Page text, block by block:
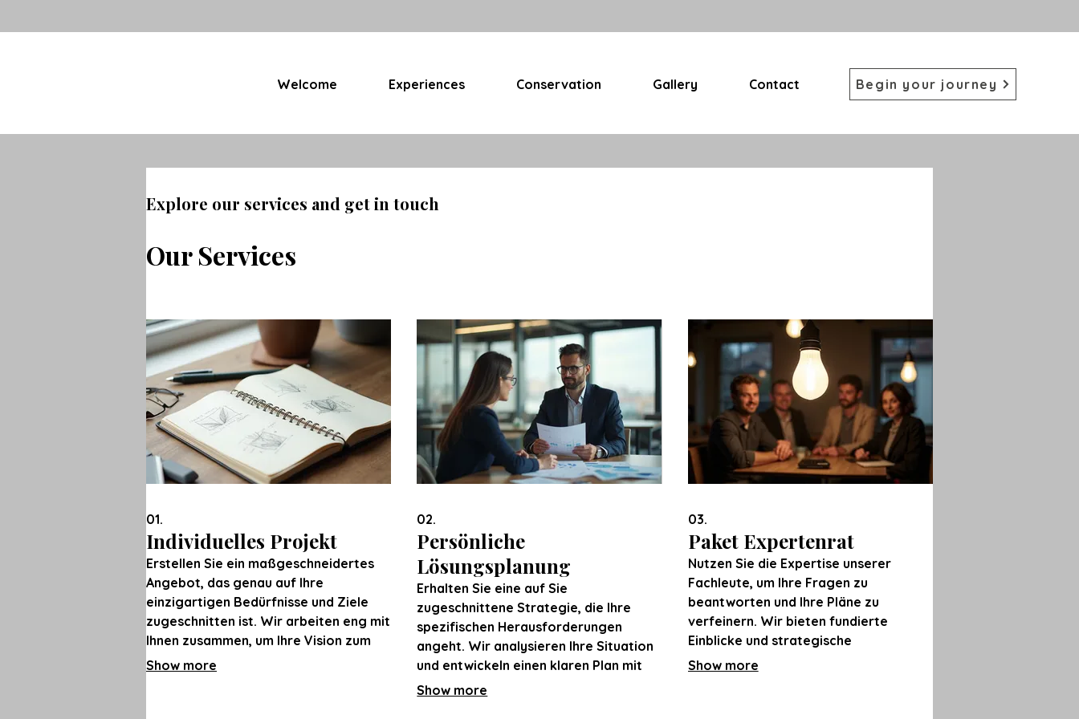
Welcome Experiences Conservation Gallery Contact Begin your journey
Explore our services and get in touch
Our Services
01.
Individuelles Projekt
Erstellen Sie ein maßgeschneidertes
Angebot, das genau auf Ihre
einzigartigen Bedürfnisse und Ziele
zugeschnitten ist. Wir arbeiten eng mit
Ihnen zusammen, um Ihre Vision zum
Leben zu erwecken und innovative
Show more
02.
Persönliche
Lösungsplanung
Erhalten Sie eine auf Sie
zugeschnittene Strategie, die Ihre
spezifischen Herausforderungen
angeht. Wir analysieren Ihre Situation
und entwickeln einen klaren Plan mit
umsetzbaren Schritten. Dies
Show more
03.
Paket Expertenrat
Nutzen Sie die Expertise unserer
Fachleute, um Ihre Fragen zu
beantworten und Ihre Pläne zu
verfeinern. Wir bieten fundierte
Einblicke und strategische
Empfehlungen, um Ihre
Show more